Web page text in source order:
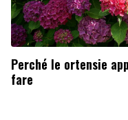
Perché le ortensie
fare